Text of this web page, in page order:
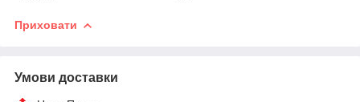
Приховати
Умови доставки